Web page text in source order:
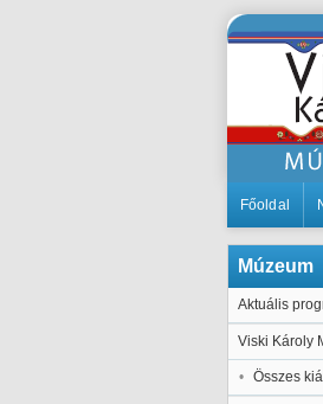
Főoldal
Múzeum
Aktuális
Viski Károly
Összes